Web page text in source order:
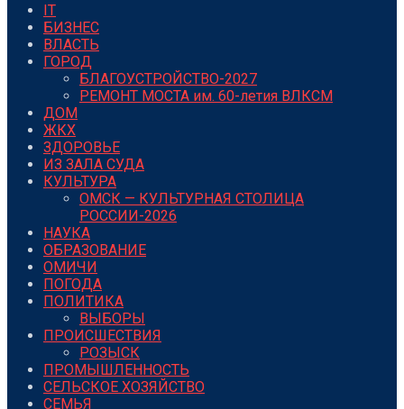
IT
БИЗНЕС
ВЛАСТЬ
ГОРОД
БЛАГОУСТРОЙСТВО-2027
РЕМОНТ МОСТА им. 60-летия ВЛКСМ
ДОМ
ЖКХ
ЗДОРОВЬЕ
ИЗ ЗАЛА СУДА
КУЛЬТУРА
ОМСК — КУЛЬТУРНАЯ СТОЛИЦА
РОССИИ-2026
НАУКА
ОБРАЗОВАНИЕ
ОМИЧИ
ПОГОДА
ПОЛИТИКА
ВЫБОРЫ
ПРОИСШЕСТВИЯ
РОЗЫСК
ПРОМЫШЛЕННОСТЬ
СЕЛЬСКОЕ ХОЗЯЙСТВО
СЕМЬЯ